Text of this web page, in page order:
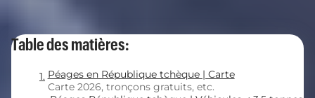
Table des matières:
Péages en République tchèque | Carte
Carte 2026, tronçons gratuits, etc.